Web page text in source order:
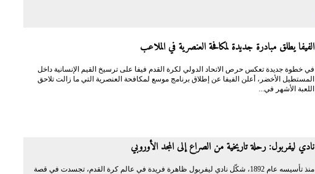
الفيفا يطلق مبادرة جديدة لمكافحة العنصرية في الملاعب
في خطوة جديدة تعكس حرص الاتحاد الدولي لكرة القدم فيفا على ترسيخ القيم الإنسانية داخل
المستطيل الأخضر، أعلن الفيفا عن إطلاق برنامج موسع لمكافحة العنصرية التي ما زالت تلاحق
اللعبة الأشهر في...
نادي ليفربول: رحلة تاريخية من الصراع إلى المجد الأوروبي
منذ تأسيسه عام 1892، شكّل نادي ليفربول ظاهرة فريدة في عالم كرة القدم، تجسدت في قصة